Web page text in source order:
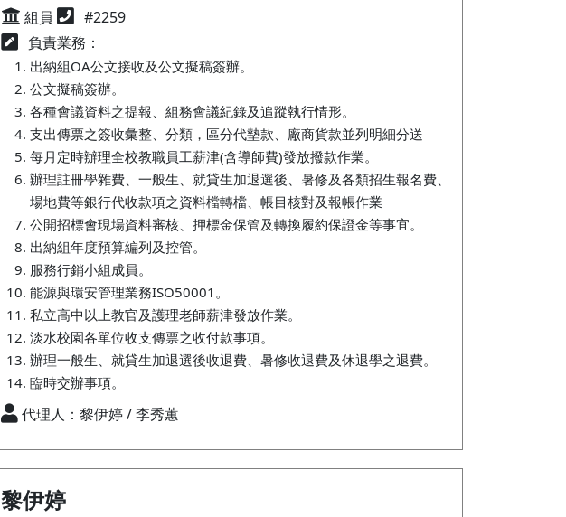
組員
#2259
負責業務：
出納組OA公文接收及公文擬稿簽辦。
公文擬稿簽辦。
各種會議資料之提報、組務會議紀錄及追蹤執行情形。
支出傳票之簽收彙整、分類，區分代墊款、廠商貨款並列明細分送
每月定時辦理全校教職員工薪津(含導師費)發放撥款作業。
辦理註冊學雜費、一般生、就貸生加退選後、暑修及各類招生報名費、
場地費等銀行代收款項之資料檔轉檔、帳目核對及報帳作業
公開招標會現場資料審核、押標金保管及轉換履約保證金等事宜。
出納組年度預算編列及控管。
服務行銷小組成員。
能源與環安管理業務ISO50001。
私立高中以上教官及護理老師薪津發放作業。
淡水校園各單位收支傳票之收付款事項。
辦理一般生、就貸生加退選後收退費、暑修收退費及休退學之退費。
臨時交辦事項。
代理人：黎伊婷 / 李秀蕙
黎伊婷